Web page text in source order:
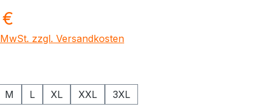
zzgl. Versandkosten
M L XL XXL 3XL